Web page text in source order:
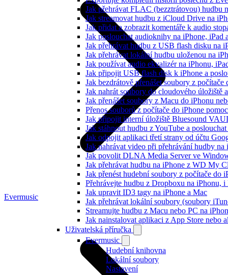
Jak přehrávat FLAC (bezztrátovou) hudbu
Jak streamovat hudbu z iCloud Drive na
Jak přidat a zobrazit komentáře k audio
Jak poslouchat audioknihy na iPhone, iPad
Jak přehrávat hudbu z USB flash disku na
Jak přehrávat lokální hudbu uloženou na
Jak používat audio ekvalizér na iPhonu,
Jak připojit USB flash disk k iPhone a
Jak bezdrátově přenášet soubory z
Jak nahrát soubory do cloudového
Jak přenášet soubory z Macu do iPhonu
Přenos souborů z počítače do iPhone
Jak připojit interní úložiště Bluesound
Jak stáhnout hudbu z YouTube a
Jak odpojit aplikaci třetí strany od účtu
Jak nahrávat video při přehrávání hudby na
Jak povolit DLNA Media Server ve
Jak přehrávat hudbu na iPhone z WD My
Jak přenést hudební soubory z počítače
Přehrávejte hudbu z Dropboxu na iPhonu,
Jak upravit ID3 tagy na iPhone a Mac
Jak přehrávat lokální soubory (soubory
Streamujte hudbu z Macu nebo PC na
Jak nainstalovat aplikaci z App Store nebo
Uživatelská příručka
Evermusic
Hudební knihovna
Lokální soubory
Nastavení
Evermusic